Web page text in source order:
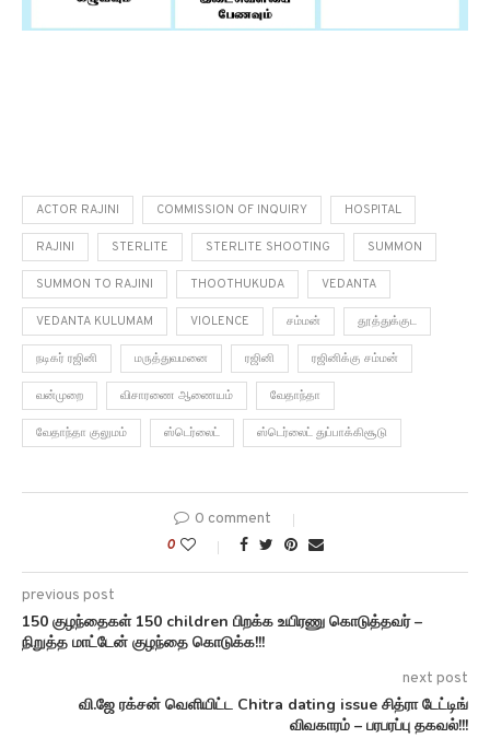
ACTOR RAJINI COMMISSION OF INQUIRY HOSPITAL
RAJINI STERLITE STERLITE SHOOTING SUMMON
SUMMON TO RAJINI THOOTHUKUDA VEDANTA
VEDANTA KULUMAM VIOLENCE சம்மன் தூத்துக்குட
நடிகர் ரஜினி மருத்துவமனை ரஜினி ரஜினிக்கு சம்மன்
வன்முறை விசாரணை ஆணையம் வேதாந்தா
வேதாந்தா குலுமம் ஸ்டெர்லைட் ஸ்டெர்லைட் துப்பாக்கிசூடு
0 comment
0
previous post
150 குழந்தைகள் 150 children பிறக்க உயிரணு கொடுத்தவர் –
நிறுத்த மாட்டேன் குழந்தை கொடுக்க!!!
next post
வி.ஜே ரக்சன் வெளியிட்ட Chitra dating issue சித்ரா டேட்டிங்
விவகாரம் – பரபரப்பு தகவல்!!!